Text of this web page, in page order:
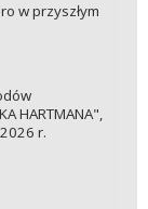
w przyszłym
HARTMANA",
r.